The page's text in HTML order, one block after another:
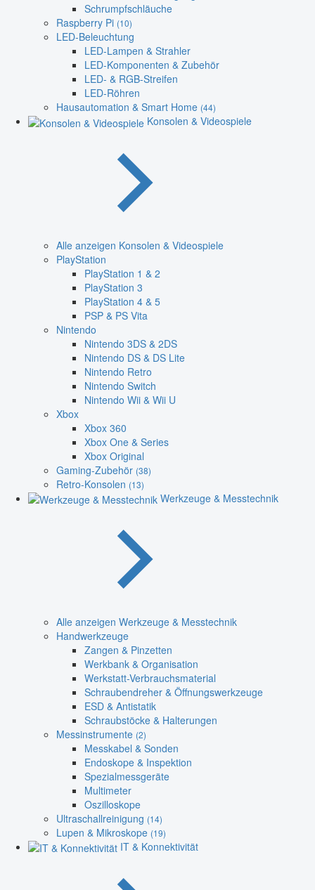
Schrumpfschläuche
Raspberry Pi (10)
LED-Beleuchtung
LED-Lampen & Strahler
LED-Komponenten & Zubehör
LED- & RGB-Streifen
LED-Röhren
Hausautomation & Smart Home (44)
Konsolen & Videospiele
Alle anzeigen Konsolen & Videospiele
PlayStation
PlayStation 1 & 2
PlayStation 3
PlayStation 4 & 5
PSP & PS Vita
Nintendo
Nintendo 3DS & 2DS
Nintendo DS & DS Lite
Nintendo Retro
Nintendo Switch
Nintendo Wii & Wii U
Xbox
Xbox 360
Xbox One & Series
Xbox Original
Gaming-Zubehör (38)
Retro-Konsolen (13)
Werkzeuge & Messtechnik
Alle anzeigen Werkzeuge & Messtechnik
Handwerkzeuge
Zangen & Pinzetten
Werkbank & Organisation
Werkstatt-Verbrauchsmaterial
Schraubendreher & Öffnungswerkzeuge
ESD & Antistatik
Schraubstöcke & Halterungen
Messinstrumente (2)
Messkabel & Sonden
Endoskope & Inspektion
Spezialmessgeräte
Multimeter
Oszilloskope
Ultraschallreinigung (14)
Lupen & Mikroskope (19)
IT & Konnektivität